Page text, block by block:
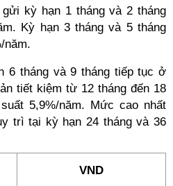
kỳ hạn 1 tháng và 2 tháng
Kỳ hạn 3 tháng và 5 tháng
năm.
6 tháng và 9 tháng tiếp tục ở
tiết kiệm từ 12 tháng đến 18
5,9%/năm. Mức cao nhất
trì tại kỳ hạn 24 tháng và 36
VND